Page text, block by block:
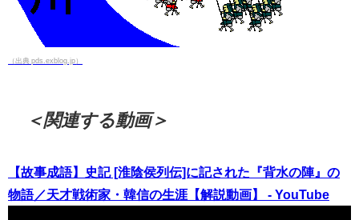
（出典 pds.exblog.jp）
＜関連する動画＞
【故事成語】史記 [淮陰侯列伝]に記された『背水の陣』の
物語／天才戦術家・韓信の生涯【解説動画】 - YouTube